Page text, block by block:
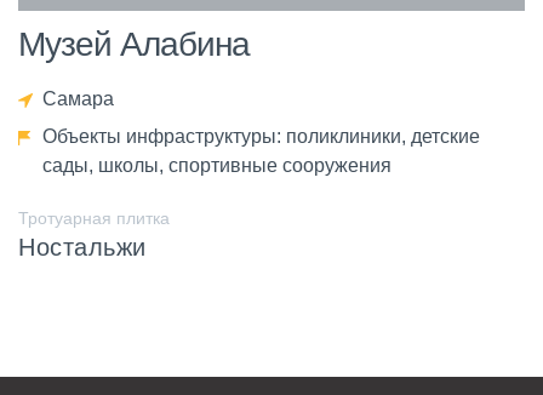
Музей Алабина
Самара
Объекты инфраструктуры: поликлиники, детские
сады, школы, спортивные сооружения
Тротуарная плитка
Ностальжи